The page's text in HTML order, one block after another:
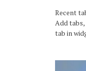
Recent
Add
tab in